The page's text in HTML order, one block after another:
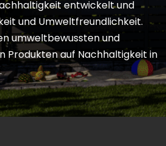
entwickelt und
und Umweltfreundlichkeit.
umweltbewussten und
Produkten auf Nachhaltigkeit in